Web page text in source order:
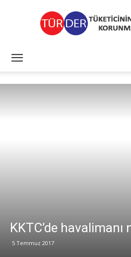
KKTC’de havalimanı
5 Temmuz 2017